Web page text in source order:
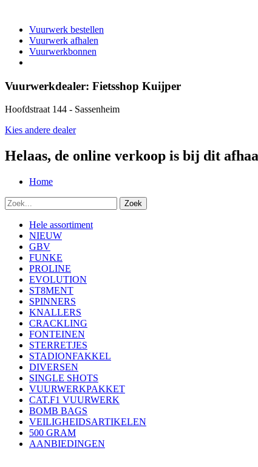
Vuurwerk bestellen
Vuurwerk afhalen
Vuurwerkbonnen
Vuurwerkdealer: Fietsshop Kuijper
Hoofdstraat 144 - Sassenheim
Kies andere dealer
Helaas, de online verkoop is bij dit
Home
Hele assortiment
NIEUW
GBV
FUNKE
PROLINE
EVOLUTION
ST8MENT
SPINNERS
KNALLERS
CRACKLING
FONTEINEN
STERRETJES
STADIONFAKKEL
DIVERSEN
SINGLE SHOTS
VUURWERKPAKKET
CAT.F1 VUURWERK
BOMB BAGS
VEILIGHEIDSARTIKELEN
500 GRAM
AANBIEDINGEN